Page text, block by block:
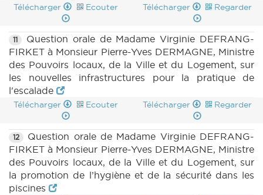
Télécharger Ecouter Télécharger Regarder
11
Question orale de Madame Virginie DEFRANG-
FIRKET à Monsieur Pierre-Yves DERMAGNE, Ministre
des Pouvoirs locaux, de la Ville et du Logement, sur
les nouvelles infrastructures pour la pratique de
l'escalade
Télécharger Ecouter Télécharger Regarder
12
Question orale de Madame Virginie DEFRANG-
FIRKET à Monsieur Pierre-Yves DERMAGNE, Ministre
des Pouvoirs locaux, de la Ville et du Logement, sur
la promotion de l’hygiène et de la sécurité dans les
piscines